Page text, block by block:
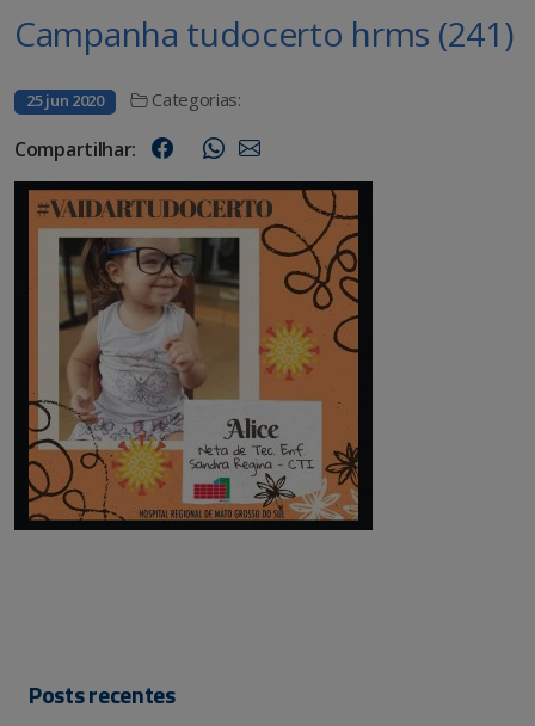
Campanha tudocerto hrms (241)
25 jun 2020 Categorias:
Compartilhar:
Posts recentes